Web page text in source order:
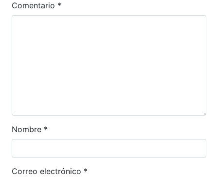
Comentario *
Nombre *
Correo electrónico *